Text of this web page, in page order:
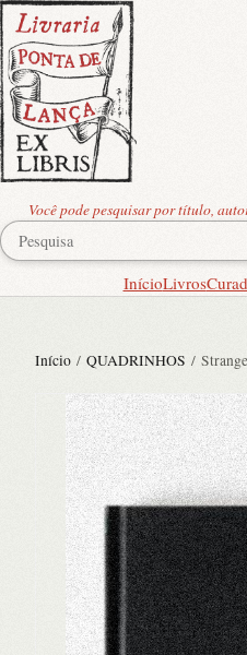
Você pode pesquisar por título,
InícioLivros
Início / QUADRINHOS /